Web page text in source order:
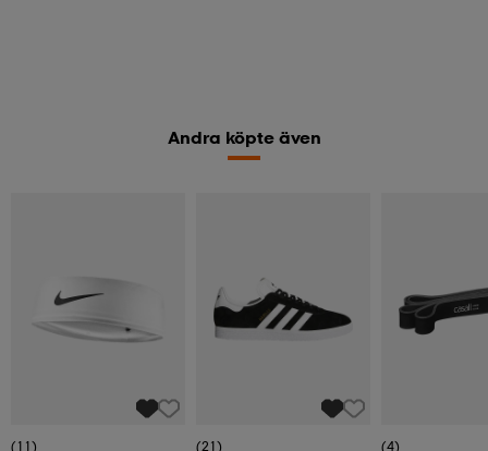
Andra köpte även
(11)
(21)
(4)